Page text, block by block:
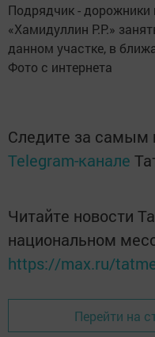
Подрядчик - дорожники
«Хамидуллин Р.Р.»
данном участке, в
Фото с интернета
Следите за
Telegram-канале
Читайте новости
национальном
https://max.ru/
Перейти на